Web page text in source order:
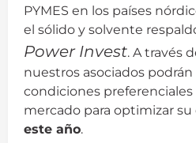
PYMES en los países
el sólido y solvente
Power Invest. A través
nuestros asociados
condiciones preferenciales
mercado para optimizar
este año.